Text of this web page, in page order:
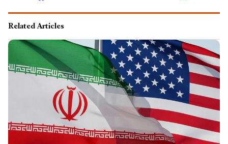
Related Articles